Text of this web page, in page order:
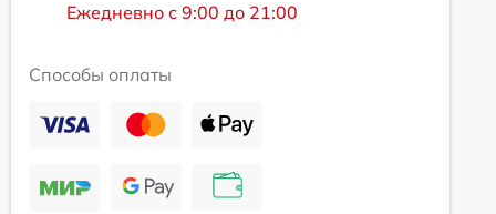
Ежедневно с 9:00 до 21:00
Способы оплаты